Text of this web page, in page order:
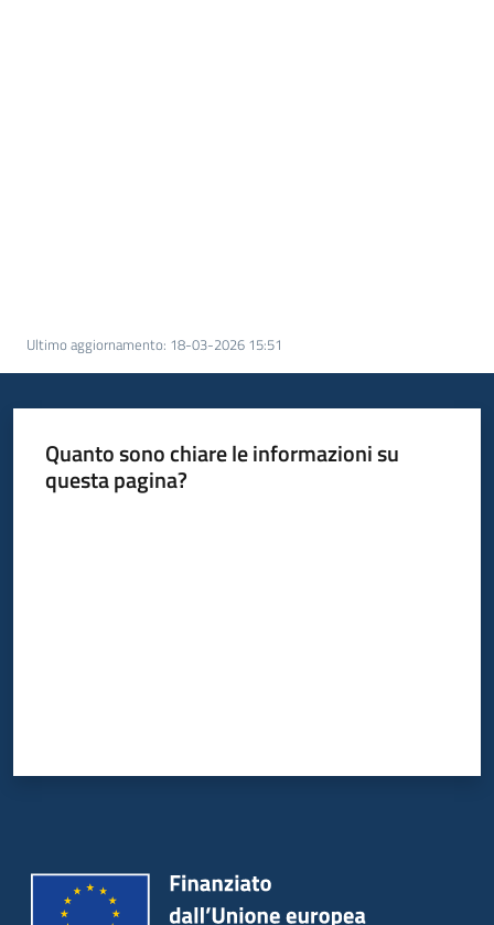
Ultimo aggiornamento: 18-03-2026 15:51
Quanto sono chiare le informazioni su
questa pagina?